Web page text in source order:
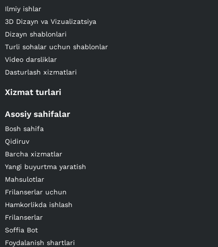
Ilmiy ishlar
3D Dizayn va Vizualizatsiya
Dizayn shablonlari
Turli sohalar uchun shablonlar
Video darsliklar
Dasturlash xizmatlari
Xizmat turlari
Asosiy sahifalar
Bosh sahifa
Qidiruv
Barcha xizmatlar
Yangi buyurtma yaratish
Mahsulotlar
Frilanserlar uchun
Hamkorlikda ishlash
Frilanserlar
Soffia Bot
Foydalanish shartlari